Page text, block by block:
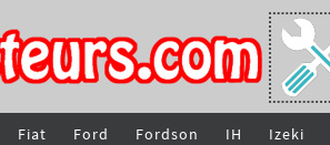
Fiat Ford Fordson IH Izeki